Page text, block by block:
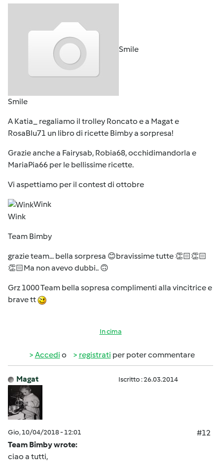
Smile
Smile
A Katia_ regaliamo il trolley Roncato e a Magat e
RosaBlu71 un libro di ricette Bimby a sorpresa!
Grazie anche a Fairysab, Robia68, occhidimandorla e
MariaPia66 per le bellissime ricette.
Vi aspettiamo per il contest di ottobre
Wink
Wink
Team Bimby
grazie team... bella sorpresa 😊bravissime tutte 👏🏻👏🏻
👏🏻Ma non avevo dubbi.. 🙃
Grz 1000 Team bella sopresa complimenti alla vincitrice e
brave tt
In cima
Accedi o registrati per poter commentare
Magat Iscritto : 26.03.2014
Gio, 10/04/2018 - 12:01
#12
Team Bimby wrote:
ciao a tutti,